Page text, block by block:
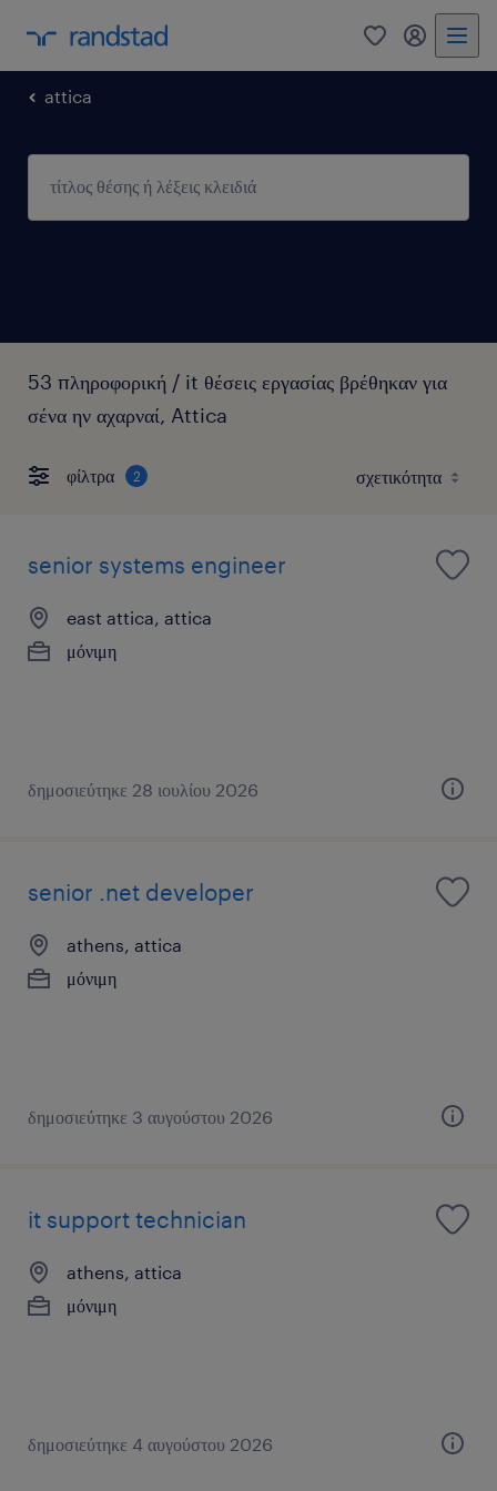
0 my
attica
53 πληροφορική / it θέσεις εργασίας βρέθηκαν για
σένα ην αχαρναί, Attica
φίλτρα 2
senior systems engineer
east attica, attica
μόνιμη
δημοσιεύτηκε 28 ιουλίου 2026
senior .net developer
athens, attica
μόνιμη
δημοσιεύτηκε 3 αυγούστου 2026
it support technician
athens, attica
μόνιμη
δημοσιεύτηκε 4 αυγούστου 2026